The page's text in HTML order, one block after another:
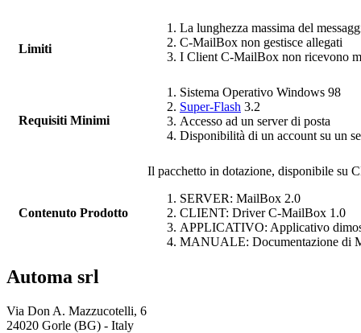
Limiti
La lunghezza massima del
C-MailBox non gestisce allegati
I Client C-MailBox non ricevono
Requisiti Minimi
Sistema Operativo Windows 98
Super-Flash 3.2
Accesso ad un server di posta
Disponibilità di un account su un
Contenuto Prodotto
Il pacchetto in dotazione, disponibile su
SERVER: MailBox 2.0
CLIENT: DriverC-MailBox 1.0
APPLICATIVO: Applicativo
MANUALE: Documentazione di
Automa srl
Via Don A. Mazzucotelli, 6
24020 Gorle (BG) - Italy